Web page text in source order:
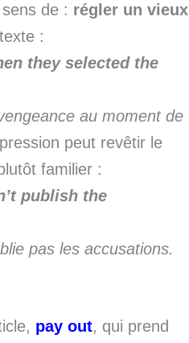
de : régler un vieux
:
they selected the
au moment de
peut revêtir le
familier :
publish the
pas les accusations.
pay out, qui prend